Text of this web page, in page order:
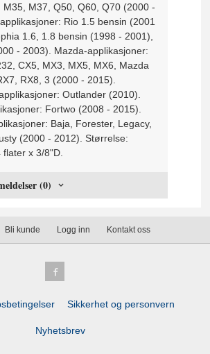
M35, M37, Q50, Q60, Q70 (2000 -
Rio 1.5 bensin (2001
1.6, 1.8 bensin (1998 - 2001),
- 2003). Mazda-applikasjoner:
CX5, MX3, MX5, MX6, Mazda
RX8, 3 (2000 - 2015).
Outlander (2010).
Fortwo (2008 - 2015).
Baja, Forester, Legacy,
(2000 - 2012). Størrelse:
x 3/8"D.
(0)
Bli kunde Logg inn Kontakt oss
Sikkerhet og personvern
Nyhetsbrev